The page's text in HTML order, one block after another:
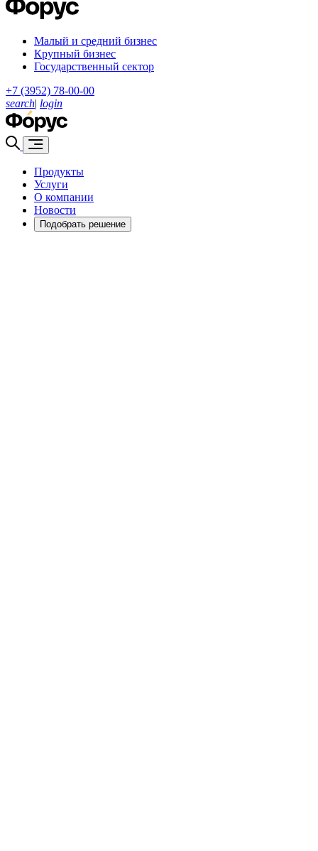
Малый и средний бизнес
Крупный бизнес
Государственный сектор
+7 (3952) 78-00-00
search| login
Продукты
Услуги
О компании
Новости
Подобрать решение